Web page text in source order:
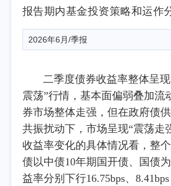
报告期内基金投资策略和运作
2026年6月/季报
二季度债券收益率整体呈
震荡”行情，基本面偏弱叠加流
券市场整体走强，但在政府债
共振扰动下，市场呈现“震荡走
收益率变化的具体情况看，整
债以中债10年期国开债、国债
益率分别下行16.75bps、